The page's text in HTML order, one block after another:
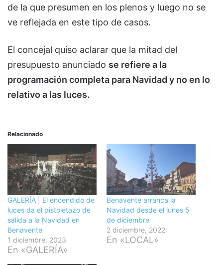
de la que presumen en los plenos y luego no se
ve reflejada en este tipo de casos.
El concejal quiso aclarar que la mitad del
presupuesto anunciado se refiere a la
programación completa para Navidad y no en lo
relativo a las luces.
Relacionado
GALERÍA | El encendido de
luces da el pistoletazo de
salida a la Navidad en
Benavente
1 diciembre, 2023
En «GALERÍA»
Benavente arranca la
Navidad desde el lunes 5
de diciembre
2 diciembre, 2022
En «LOCAL»